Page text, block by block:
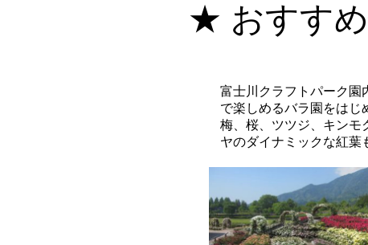
★ おすす
富士川クラフトパーク園
で楽しめるバラ園をはじ
梅、桜、ツツジ、キンモ
ヤのダイナミックな紅葉